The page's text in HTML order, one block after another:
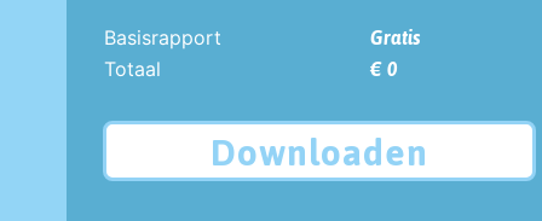
Basisrapport
Gratis
Totaal
€ 0
Downloaden